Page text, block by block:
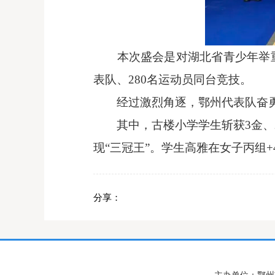
本次盛会是对湖北省青少年
表队、 280名运动员同台竞技。
经过激烈角逐，鄂州代表队奋
其中，古楼小学学生斩获3金、
现“三冠王”。学生高雅在女子丙组
分享：